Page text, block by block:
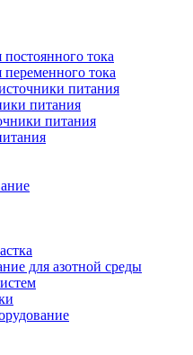
тока
тока
питания
питания
питания
для азотной среды